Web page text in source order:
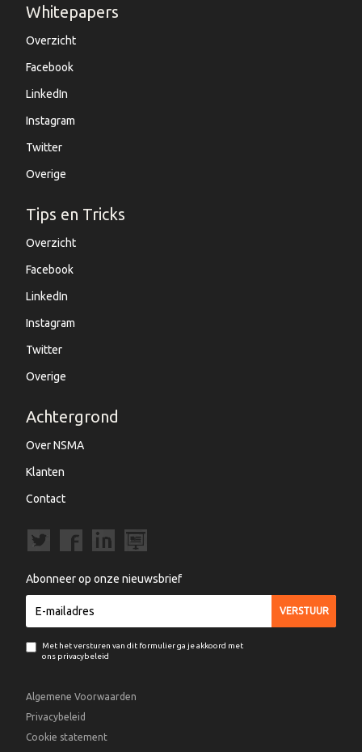
Whitepapers
Overzicht
Facebook
LinkedIn
Instagram
Twitter
Overige
Tips en Tricks
Overzicht
Facebook
LinkedIn
Instagram
Twitter
Overige
Achtergrond
Over NSMA
Klanten
Contact
Abonneer op onze nieuwsbrief
Met het versturen van dit formulier ga je akkoord met
ons privacybeleid
Algemene Voorwaarden
Privacybeleid
Cookie statement